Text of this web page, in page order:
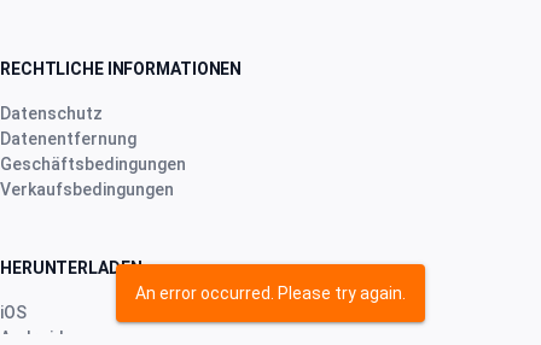
RECHTLICHE INFORMATIONEN
Datenschutz
Datenentfernung
Geschäftsbedingungen
Verkaufsbedingungen
HERUNTERLADEN
iOS
Android
An error occurred. Please try again.